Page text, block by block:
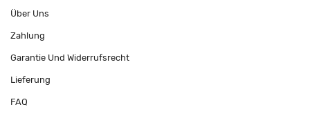
Über Uns
Zahlung
Garantie Und Widerrufsrecht
Lieferung
FAQ